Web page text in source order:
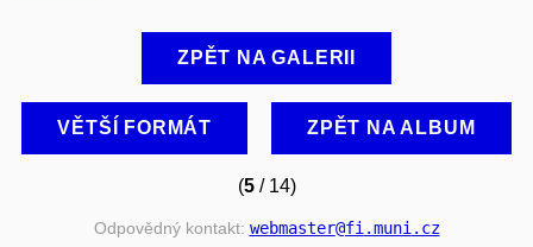
ZPĚT NA GALERII
VĚTŠÍ FORMÁT ZPĚT NA ALBUM
(5/ 14)
Odpovědný kontakt: webmaster@fi.muni.cz